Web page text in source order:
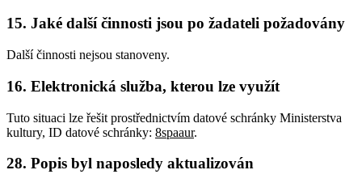
15. Jaké další činnosti jsou po žadateli požadovány
Další činnosti nejsou stanoveny.
16. Elektronická služba, kterou lze využít
Tuto situaci lze řešit prostřednictvím datové schránky Ministerstva
kultury, ID datové schránky: 8spaaur.
28. Popis byl naposledy aktualizován